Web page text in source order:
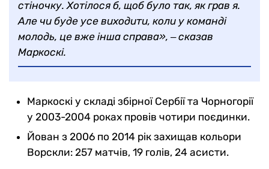
стіночку. Хотілося б, щоб було так, як грав я.
Але чи буде усе виходити, коли у команді
молодь, це вже інша справа», ‒ сказав
Маркоскі.
Маркоскі у складі збірної Сербії та Чорногорії
у 2003-2004 роках провів чотири поєдинки.
Йован з 2006 по 2014 рік захищав кольори
Ворскли: 257 матчів, 19 голів, 24 асисти.